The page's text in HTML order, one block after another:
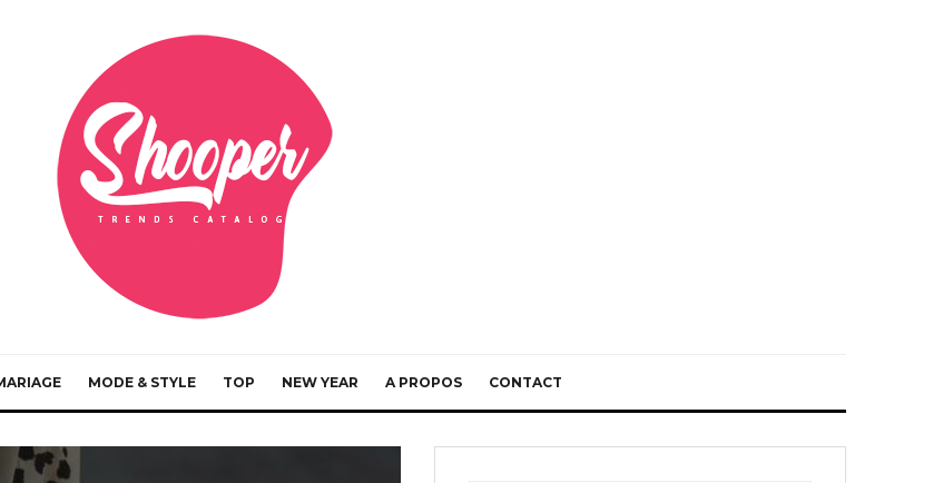
MODE & STYLE TOP NEW YEAR A PROPOS CONTACT